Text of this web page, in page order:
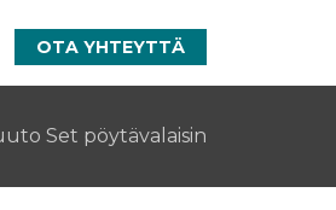
OTA YHTEYTTÄ
Set pöytävalaisin